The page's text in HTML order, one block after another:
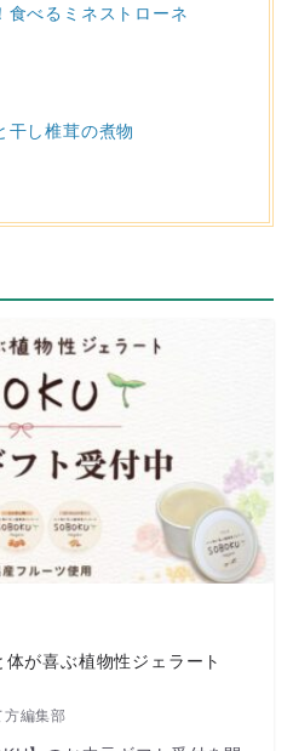
食べるミネストローネ
干し椎茸の煮物
体が喜ぶ植物性ジェラート
編集部